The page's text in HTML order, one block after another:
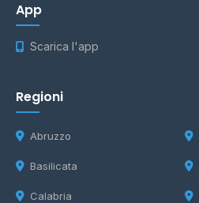
App
Scarica l'app
Regioni
Abruzzo
Basilicata
Calabria